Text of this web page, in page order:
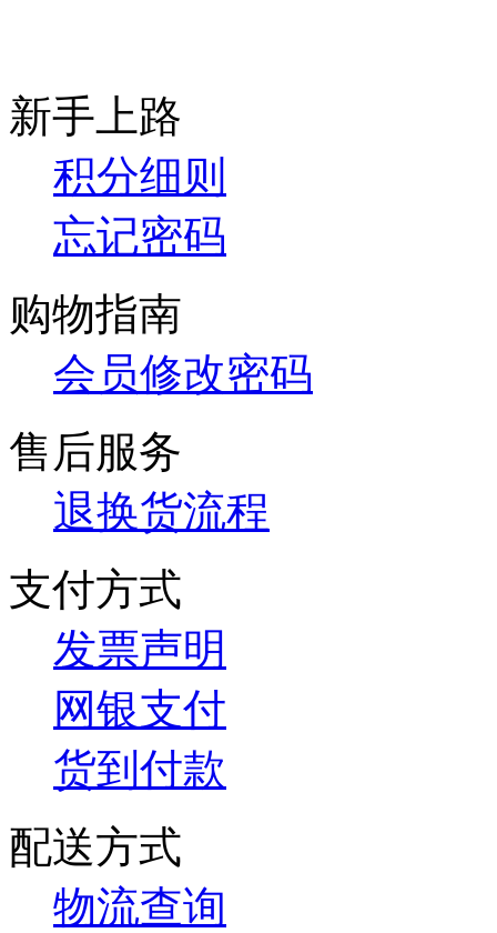
新手上路
积分细则
忘记密码
购物指南
会员修改密码
售后服务
退换货流程
支付方式
发票声明
网银支付
货到付款
配送方式
物流查询